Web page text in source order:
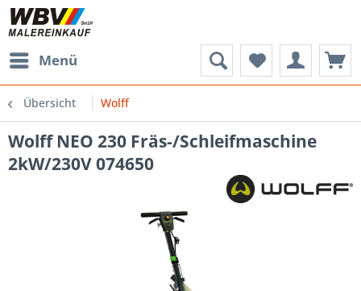
Menü
Übersicht Wolff
Wolff NEO 230 Fräs-/Schleifmaschine
2kW/230V 074650